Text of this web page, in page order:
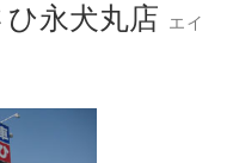
永犬丸店 エイ